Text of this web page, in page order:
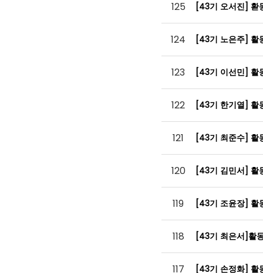
125 [43기 오서진] 홛
124 [43기 노은주] 활
123 [43기 이선민] 활
122 [43기 한기열] 활
121 [43기 최준수] 활
120 [43기 김민서] 활
119 [43기 조윤장] 활
118 [43기 최은서]활
117 [43기 손정화] 활